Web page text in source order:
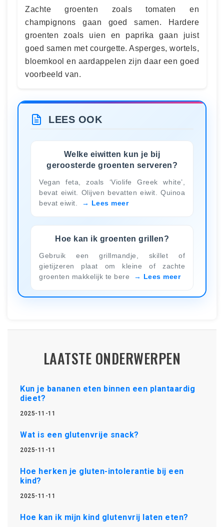
Zachte groenten zoals tomaten en
champignons gaan goed samen. Hardere
groenten zoals uien en paprika gaan juist
goed samen met courgette. Asperges, wortels,
bloemkool en aardappelen zijn daar een goed
voorbeeld van.
LEES OOK
Welke eiwitten kun je bij
geroosterde groenten serveren?
Vegan feta, zoals ‘Violife Greek white’,
bevat eiwit. Olijven bevatten eiwit. Quinoa
bevat eiwit.
Lees meer
Hoe kan ik groenten grillen?
Gebruik een grillmandje, skillet of
gietijzeren plaat om kleine of zachte
groenten makkelijk te bere
Lees meer
LAATSTE ONDERWERPEN
Kun je bananen eten binnen een plantaardig
dieet?
2025-11-11
Wat is een glutenvrije snack?
2025-11-11
Hoe herken je gluten-intolerantie bij een
kind?
2025-11-11
Hoe kan ik mijn kind glutenvrij laten eten?